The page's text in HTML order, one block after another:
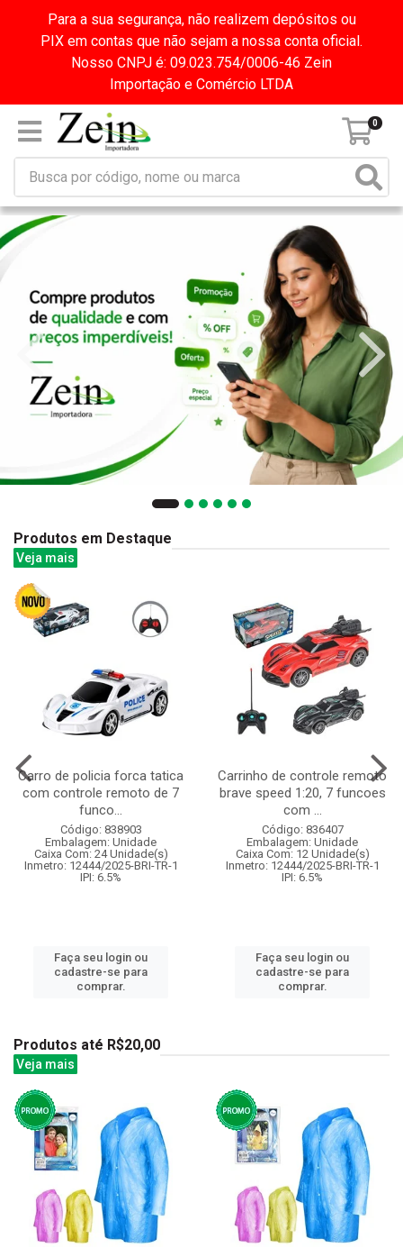
Para a sua segurança, não realizem depósitos ou
PIX em contas que não sejam a nossa conta oficial.
Nosso CNPJ é: 09.023.754/0006-46 Zein
Importação e Comércio LTDA
0
Produtos em Destaque
Veja mais
Carro de policia forca tatica
com controle remoto de 7
funco...
Código: 838903
Embalagem: Unidade
Caixa Com: 24 Unidade(s)
Inmetro: 12444/2025-BRI-TR-1
IPI: 6.5%
Faça seu login ou
cadastre-se para
comprar.
Carrinho de controle remoto
brave speed 1:20, 7 funcoes
com ...
Código: 836407
Embalagem: Unidade
Caixa Com: 12 Unidade(s)
Inmetro: 12444/2025-BRI-TR-1
IPI: 6.5%
Faça seu login ou
cadastre-se para
comprar.
Produtos até R$20,00
Veja mais